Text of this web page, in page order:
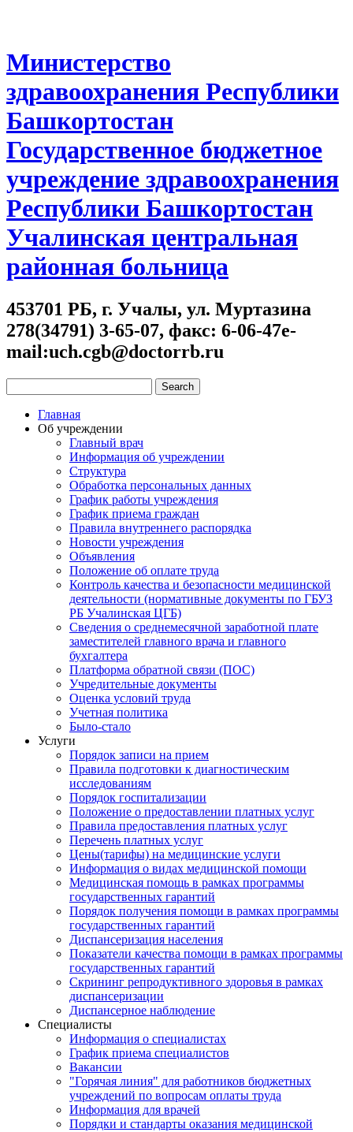
Министерство
здравоохранения Республики
Башкортостан
Государственное бюджетное
учреждение здравоохранения
Республики Башкортостан
Учалинская центральная
районная больница
453701 РБ, г. Учалы, ул. Муртазина
278(34791) 3-65-07, факс: 6-06-47e-
mail:uch.cgb@doctorrb.ru
Главная
Об учреждении
Главный врач
Информация об учреждении
Структура
Обработка персональных данных
График работы учреждения
График приема граждан
Правила внутреннего распорядка
Новости учреждения
Объявления
Положение об оплате труда
Контроль качества и безопасности медицинской
деятельности (нормативные документы по ГБУЗ
РБ Учалинская ЦГБ)
Сведения о среднемесячной заработной плате
заместителей главного врача и главного
бухгалтера
Платформа обратной связи (ПОС)
Учредительные документы
Оценка условий труда
Учетная политика
Было-стало
Услуги
Порядок записи на прием
Правила подготовки к диагностическим
исследованиям
Порядок госпитализации
Положение о предоставлении платных услуг
Правила предоставления платных услуг
Перечень платных услуг
Цены(тарифы) на медицинские услуги
Информация о видах медицинской помощи
Медицинская помощь в рамках программы
государственных гарантий
Порядок получения помощи в рамках программы
государственных гарантий
Диспансеризация населения
Показатели качества помощи в рамках программы
государственных гарантий
Скрининг репродуктивного здоровья в рамках
диспансеризации
Диспансерное наблюдение
Специалисты
Информация о специалистах
График приема специалистов
Вакансии
"Горячая линия" для работников бюджетных
учреждений по вопросам оплаты труда
Информация для врачей
Порядки и стандарты оказания медицинской